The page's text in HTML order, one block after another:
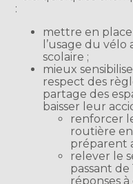
:
mettre en
l’usage du
scolaire ;
mieux
respect des
partage des
baisser leur
renforcer
routière
préparent
relever le
passant de
réponses